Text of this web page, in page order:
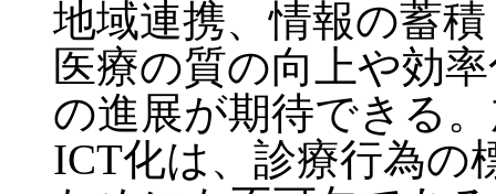
地域連携、情報の蓄
医療の質の向上や効
の進展が期待できる
ICT化は、診療行為の